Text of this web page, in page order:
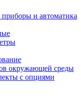
и автоматика
окружающей среды
с опциями